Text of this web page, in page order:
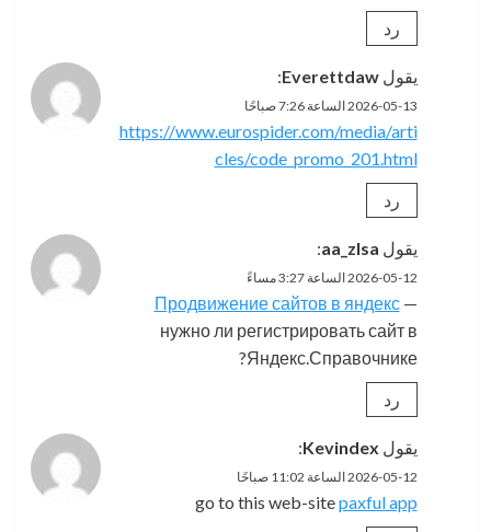
رد
يقول Everettdaw
:
2026-05-13 الساعة 7:26 صباحًا
https://www.eurospider.com/media/arti
cles/code_promo_201.html
رد
يقول aa_zlsa
:
2026-05-12 الساعة 3:27 مساءً
Продвижение сайтов в яндекс—
нужно ли регистрировать сайт в
Яндекс.Справочнике?
رد
يقول Kevindex
:
2026-05-12 الساعة 11:02 صباحًا
go to this web-sitepaxful app